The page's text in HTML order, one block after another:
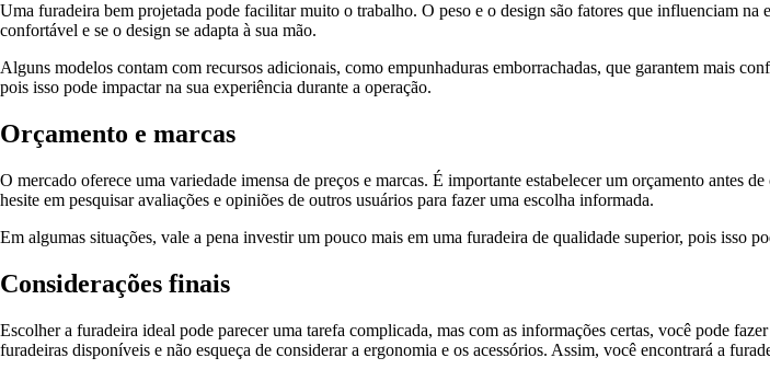
Uma furadeira bem projetada pode facilitar muito o trabalho. O peso e o design são fatores que influenciam
confortável e se o design se adapta à sua mão.
Alguns modelos contam com recursos adicionais, como empunhaduras emborrachadas, que garantem mais
pois isso pode impactar na sua experiência durante a operação.
Orçamento e marcas
O mercado oferece uma variedade imensa de preços e marcas. É importante estabelecer um orçamento antes
hesite em pesquisar avaliações e opiniões de outros usuários para fazer uma escolha informada.
Em algumas situações, vale a pena investir um pouco mais em uma furadeira de qualidade superior, pois isso
Considerações finais
Escolher a furadeira ideal pode parecer uma tarefa complicada, mas com as informações certas, você pode
furadeiras disponíveis e não esqueça de considerar a ergonomia e os acessórios. Assim, você encontrará a